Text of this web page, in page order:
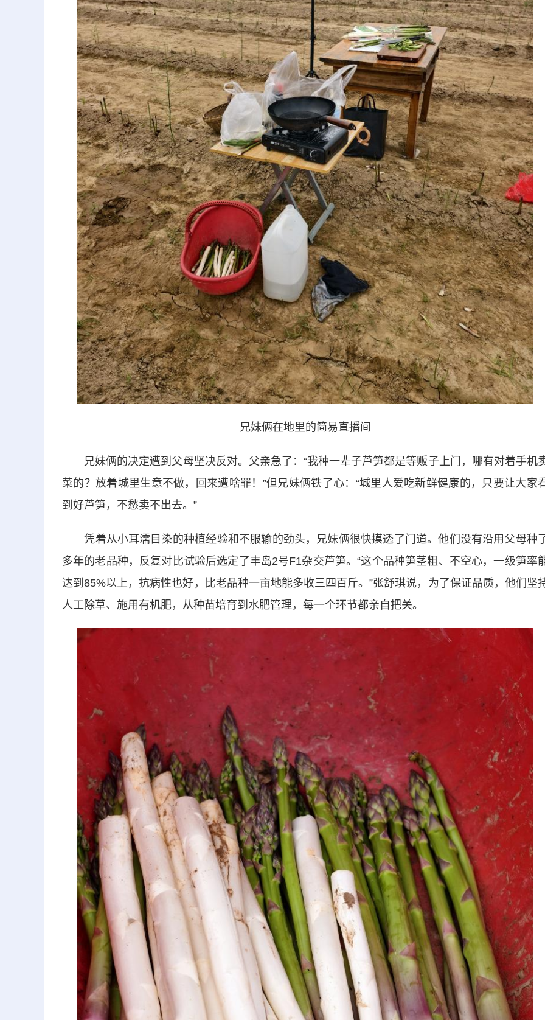
兄妹俩在地里的简易直播间
兄妹俩的决定遭到父母坚决反对。父亲急了：“我种一辈子芦笋都是等贩子上门，哪有对着手机
菜的？放着城里生意不做，回来遭啥罪！”但兄妹俩铁了心：“城里人爱吃新鲜健康的，只要让大家
到好芦笋，不愁卖不出去。”
凭着从小耳濡目染的种植经验和不服输的劲头，兄妹俩很快摸透了门道。他们没有沿用父母种
多年的老品种，反复对比试验后选定了丰岛2号F1杂交芦笋。“这个品种笋茎粗、不空心，一级笋率
达到85%以上，抗病性也好，比老品种一亩地能多收三四百斤。”张舒琪说，为了保证品质，他们坚
人工除草、施用有机肥，从种苗培育到水肥管理，每一个环节都亲自把关。